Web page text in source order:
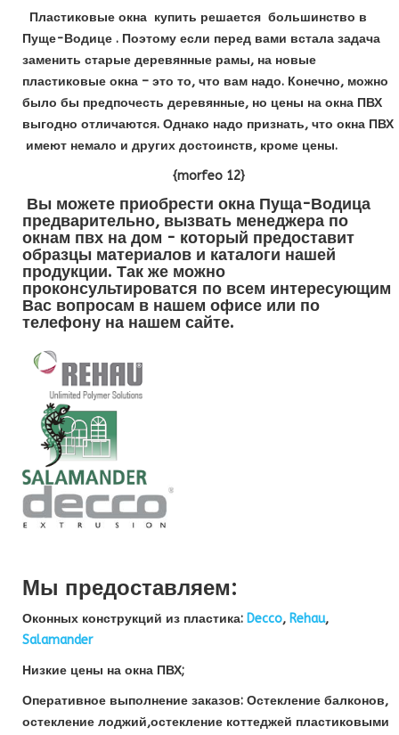
Пластиковые окна купить решается большинство в
Пуще-Водице . Поэтому если перед вами встала задача
заменить старые деревянные рамы, на новые
пластиковые окна – это то, что вам надо. Конечно, можно
было бы предпочесть деревянные, но цены на окна ПВХ
выгодно отличаются. Однако надо признать, что окна ПВХ
имеют немало и других достоинств, кроме цены.
{morfeo 12}
Вы можете приобрести окна Пуща-Водица
предварительно, вызвать менеджера по
окнам пвх на дом - который предоставит
образцы материалов и каталоги нашей
продукции. Так же можно
проконсультироватся по всем интересующим
Вас вопросам в нашем офисе или по
телефону на нашем сайте.
Мы предоставляем:
Оконных конструкций из пластика: Decco, Rehau,
Salamander
Низкие цены на окна ПВХ;
Оперативное выполнение заказов: Остекление балконов,
остекление лоджий,остекление коттеджей пластиковыми